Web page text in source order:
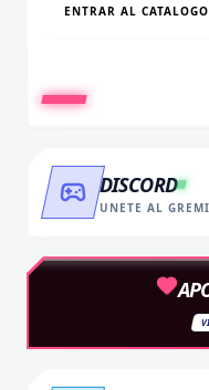
ENTRAR AL CATALOGO
RECARGAR AHORA
VER BENEFICIOS
DISCORD
UNETE AL